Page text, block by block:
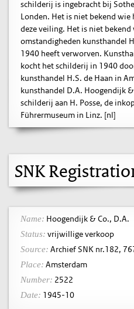
schilderij is ingebracht bij
Londen. Het is niet bekend
deze veiling. Het is niet
omstandigheden kunsthandel
1940 heeft verworven.
kocht het schilderij in 1940
kunsthandel H.S. de Haan in
kunsthandel D.A. Hoogendijk
schilderij aan H. Posse, de
Führermuseum in Linz. [nl]
SNK
Name: Hoogendijk & Co., D.A.
Status: vrijwillige verkoop
Source: Archief SNK nr.182,
Place: Amsterdam
Number: 2522
Date: 1945-10